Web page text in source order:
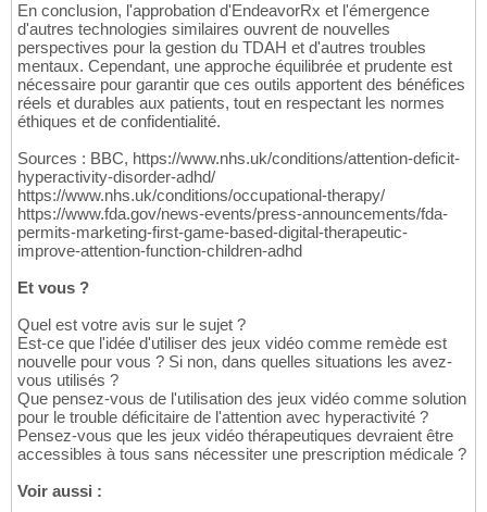
En conclusion, l'approbation d'EndeavorRx et l'émergence
d'autres technologies similaires ouvrent de nouvelles
perspectives pour la gestion du TDAH et d'autres troubles
mentaux. Cependant, une approche équilibrée et prudente est
nécessaire pour garantir que ces outils apportent des bénéfices
réels et durables aux patients, tout en respectant les normes
éthiques et de confidentialité.
Sources : BBC, https://www.nhs.uk/conditions/attention-deficit-
hyperactivity-disorder-adhd/
https://www.nhs.uk/conditions/occupational-therapy/
https://www.fda.gov/news-events/press-announcements/fda-
permits-marketing-first-game-based-digital-therapeutic-
improve-attention-function-children-adhd
Et vous ?
Quel est votre avis sur le sujet ?
Est-ce que l'idée d'utiliser des jeux vidéo comme remède est
nouvelle pour vous ? Si non, dans quelles situations les avez-
vous utilisés ?
Que pensez-vous de l'utilisation des jeux vidéo comme solution
pour le trouble déficitaire de l'attention avec hyperactivité ?
Pensez-vous que les jeux vidéo thérapeutiques devraient être
accessibles à tous sans nécessiter une prescription médicale ?
Voir aussi :